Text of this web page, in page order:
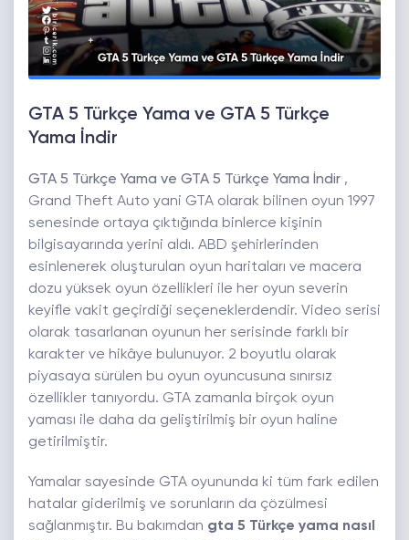
GTA 5 Türkçe Yama ve GTA 5 Türkçe
Yama İndir
GTA 5 Türkçe Yama ve GTA 5 Türkçe Yama İndir ,
Grand Theft Auto yani GTA olarak bilinen oyun 1997
senesinde ortaya çıktığında binlerce kişinin
bilgisayarında yerini aldı. ABD şehirlerinden
esinlenerek oluşturulan oyun haritaları ve macera
dozu yüksek oyun özellikleri ile her oyun severin
keyifle vakit geçirdiği seçeneklerdendir. Video serisi
olarak tasarlanan oyunun her serisinde farklı bir
karakter ve hikâye bulunuyor. 2 boyutlu olarak
piyasaya sürülen bu oyun oyuncusuna sınırsız
özellikler tanıyordu. GTA zamanla birçok oyun
yaması ile daha da geliştirilmiş bir oyun haline
getirilmiştir.
Yamalar sayesinde GTA oyununda ki tüm fark edilen
hatalar giderilmiş ve sorunların da çözülmesi
sağlanmıştır. Bu bakımdan gta 5 Türkçe yama nasıl